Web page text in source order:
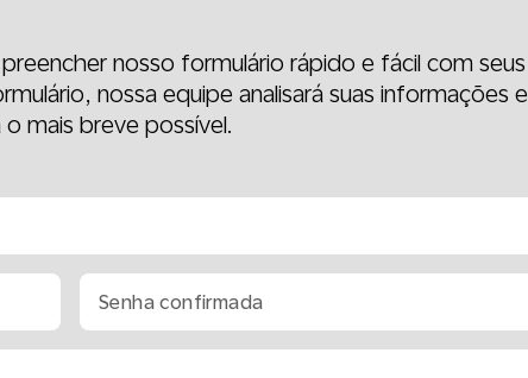
nosso formulário rápido e fácil com seus
nossa equipe analisará suas informações e
mais breve possível.
Senha confirmada